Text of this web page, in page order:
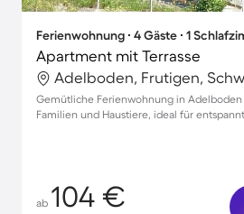
Ferienwohnung ∙ 4 Gäste ∙ 1
Apartment mit Terrasse
Adelboden, Frutigen,
Gemütliche Ferienwohnung in
Familien und Haustiere, ideal für
ab 104 €